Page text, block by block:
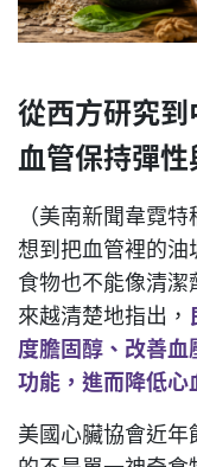
從西方研究
血管保持彈
（美南新聞韋霓
想到把血管裡的油
食物也不能像清
來越清楚地指出，
度膽固醇、改善
功能，進而降低心
美國心臟協會近